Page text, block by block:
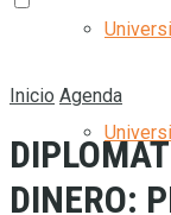
Inicio Agenda
DINERO: